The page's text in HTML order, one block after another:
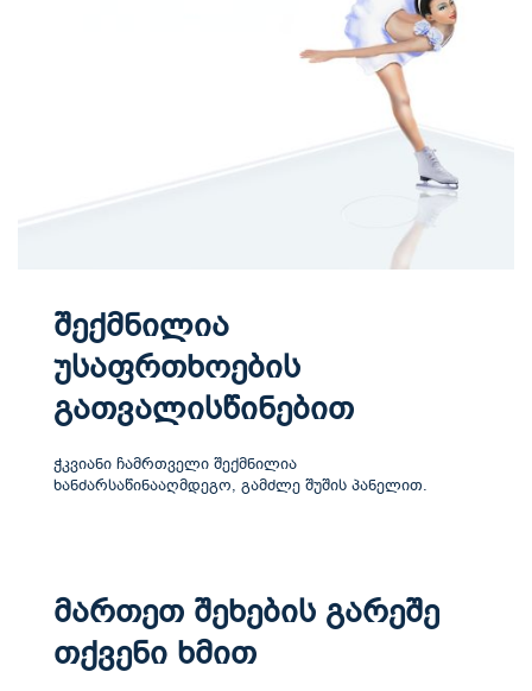
შექმნილია
უსაფრთხოების
გათვალისწინებით
ჭკვიანი ჩამრთველი შექმნილია
ხანძარსაწინააღმდეგო, გამძლე შუშის პანელით.
მართეთ შეხების გარეშე
თქვენი ხმით